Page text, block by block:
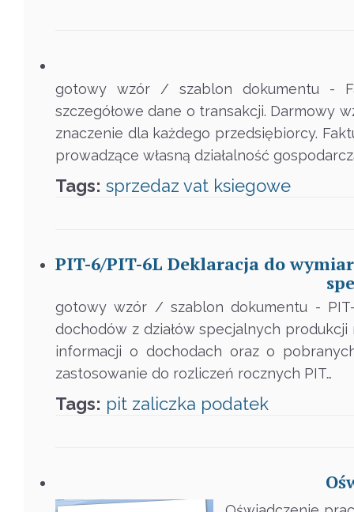
gotowy wzór / szablon dokumentu -
szczegółowe dane o transakcji. Darmowy
znaczenie dla każdego przedsiębiorcy.
prowadzące własną działalność
Tags: sprzedaz vat ksiegowe
PIT-6/PIT-6L Deklaracja do
gotowy wzór / szablon dokumentu -
dochodów z działów specjalnych
informacji o dochodach oraz o
zastosowanie do rozliczeń rocznych PIT…
Tags: pit zaliczka podatek